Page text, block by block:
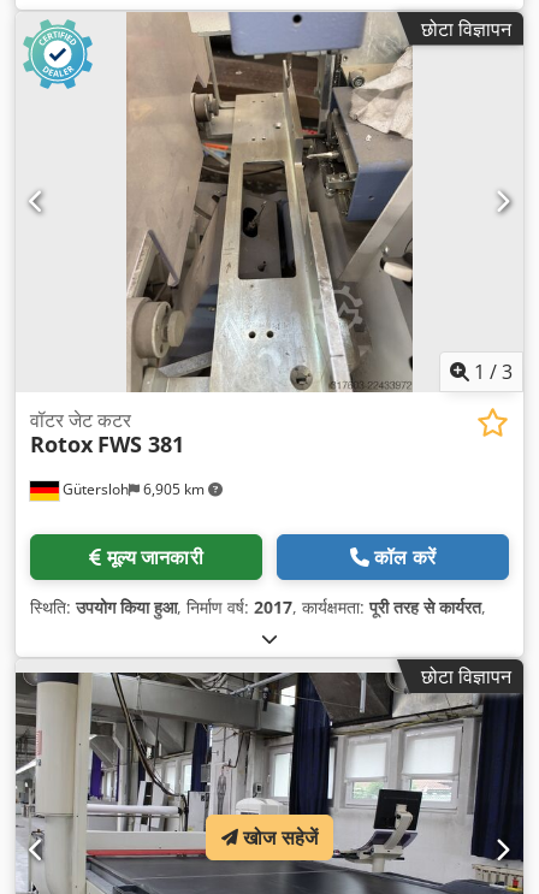
छोटा विज्ञापन
1 /3
Gütersloh 6,905 km
वॉटर जेट कटर
Rotox FWS 381
मूल्य जानकारी कॉल करें
स्थिति:उपयोग किया हुआ, निर्माण वर्ष: 2017, कार्यक्षमता:पूरी तरह से कार्यरत,
छोटा विज्ञापन
खोज सहेजें